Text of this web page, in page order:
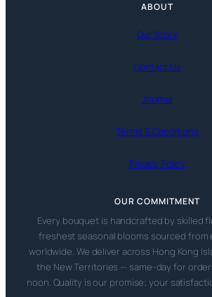
ABOUT
Our Story
Contact Us
Journal
Terms & Conditions
Privacy Policy
OUR COMMITMENT
Every bouquet is handcrafted by skilled
freshest seasonal blooms sourced from
worldwide. We deliver across Hong Kong
the New Territories — same-day for
noon. Quality is our promise; your